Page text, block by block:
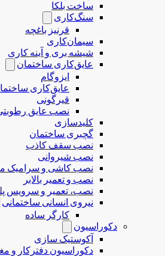
ساخت بلکا
سنگ‌کاری
قرنیز باغچه
سیمان‌کاری
شیشه بری و آینه کاری
عایق‌کاری ساختمان
ایزوگام
عایق‌کاری
قیرگونی
نصب عایق
کلیدسازی
گچبری ساختمان
نصب سقف کاذب
نصب شیروانی
نصب کاشی و سرامیک
نصب و تعمیر بالابر
نصب، تعمیر و سرویس
نیروی انسانی ساختمانی
کارگر ساده
دکوراسیون
آکوستیک سازی
دکوراسیون دفترکار و